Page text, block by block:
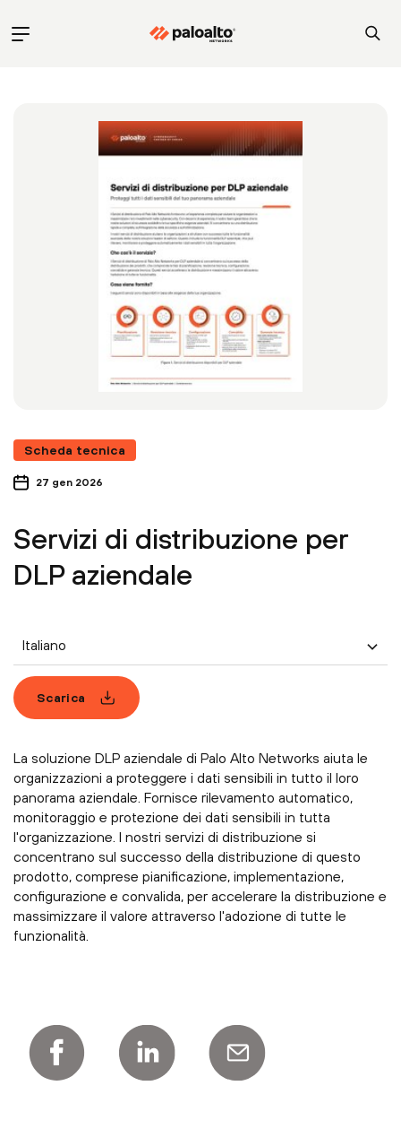
Scheda tecnica
27 gen 2026
Servizi di distribuzione per
DLP aziendale
Italiano
Scarica
La soluzione DLP aziendale di Palo Alto Networks aiuta le
organizzazioni a proteggere i dati sensibili in tutto il loro
panorama aziendale. Fornisce rilevamento automatico,
monitoraggio e protezione dei dati sensibili in tutta
l'organizzazione. I nostri servizi di distribuzione si
concentrano sul successo della distribuzione di questo
prodotto, comprese pianificazione, implementazione,
configurazione e convalida, per accelerare la distribuzione e
massimizzare il valore attraverso l'adozione di tutte le
funzionalità.